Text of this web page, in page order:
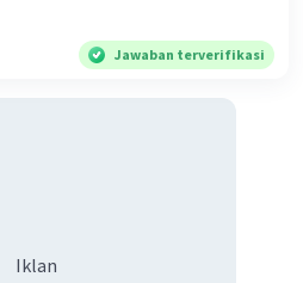
Jawaban terverifikasi
Iklan